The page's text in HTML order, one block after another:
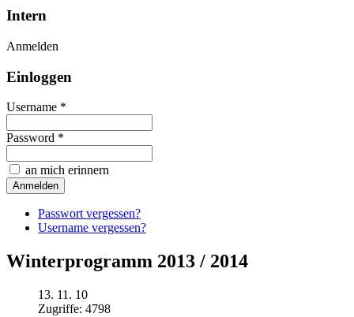
Intern
Anmelden
Einloggen
Username *
Password *
an mich erinnern
Passwort vergessen?
Username vergessen?
Winterprogramm 2013 / 2014
13. 11. 10
Zugriffe: 4798